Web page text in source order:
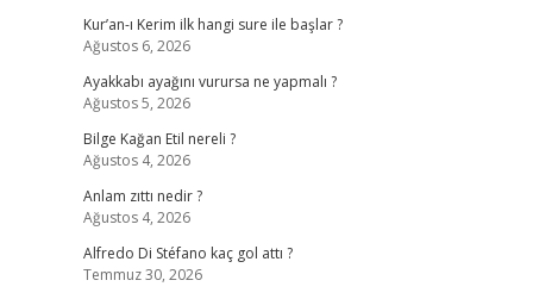
Kur’an-ı Kerim ilk hangi sure ile başlar ?
Ağustos 6, 2026
Ayakkabı ayağını vurursa ne yapmalı ?
Ağustos 5, 2026
Bilge Kağan Etil nereli ?
Ağustos 4, 2026
Anlam zıttı nedir ?
Ağustos 4, 2026
Alfredo Di Stéfano kaç gol attı ?
Temmuz 30, 2026